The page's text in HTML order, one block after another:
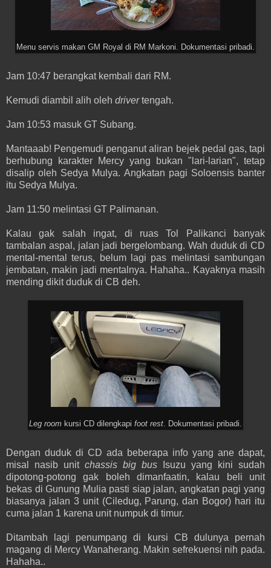
Menu servis makan GM Royal di RM Markoni. Dokumentasi pribadi.
Jam 10:47 berangkat kembali dari RM.
Kemudi diambil alih oleh drivertengah.
Jam 10:53 masuk GT Subang.
Mantaaab! Pengemudi penganut aliran bejek pedal gas, tapi
berhubung karakter Mercy yang bukan "lari-larian", tetap
disalip oleh Sedya Mulya. Angkatan pagi Soloensis banter
itu Sedya Mulya.
Jam 11:50 melintasi GT Palimanan.
Kalau gak salah ingat, di ruas Tol Palikanci banyak
tambalan aspal, jalan jadi bergelombang. Wah duduk di CD
mental-mental terus, belum lagi pas melintasi sambungan
jembatan, makin jadi mentalnya. Hahaha.. Kayaknya masih
mending dikit duduk di CB deh.
Leg room kursi CD dilengkapi foot rest. Dokumentasi pribadi.
Dengan duduk di CD ada beberapa info yang ane dapat,
misal nasib unit chassis big bus Isuzu yang kini sudah
dipotong-potong gak boleh dimanfaatin, kalau beli unit
bekas di Gunung Mulia pasti siap jalan, angkatan pagi yang
biasanya jalan 3 unit (Ciledug, Parung, dan Bogor) hari itu
cuma jalan 1 karena unit numpuk di timur.
Ditambah lagi penumpang di kursi CB dulunya pernah
magang di Mercy Wanaherang. Makin sefrekuensi nih pada.
Hahaha..